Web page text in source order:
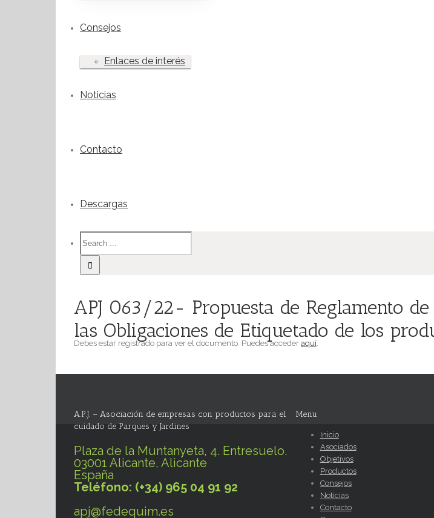
Consejos
Enlaces de interés
Noticias
Contacto
Descargas
APJ 063/22- Propuesta de Reglamento
las Obligaciones de Etiquetado de los
Debes estar registrado para ver el documento. Puedes acceder aquí.
A.P.J. – Asociación de empresas con productos para el
cuidado de Parques y Jardines
Plaza de la Muntanyeta, 4. Entresuelo.
03001 Alicante, Alicante
España
Teléfono: (+34) 965 04 91 92
apj@fedequim.es
Menu
Inicio
Asociados
Objetivos
Productos
Consejos
Noticias
Contacto